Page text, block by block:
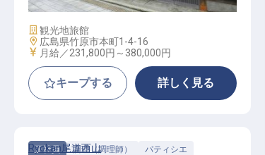
施設業態
観光地旅館
勤務地
広島県竹原市本町1-4-16
給与
月給／231,800円～ 380,000円
キープする 詳しく見る
正社員 調理（調理師） パティシエ
Ryokan尾道西山